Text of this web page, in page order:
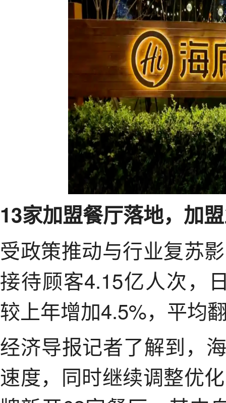
13家加盟餐厅落地，加
受政策推动与行业复苏
接待顾客4.15亿人次，
较上年增加4.5%，平均
经济导报记者了解到，
速度，同时继续调整优